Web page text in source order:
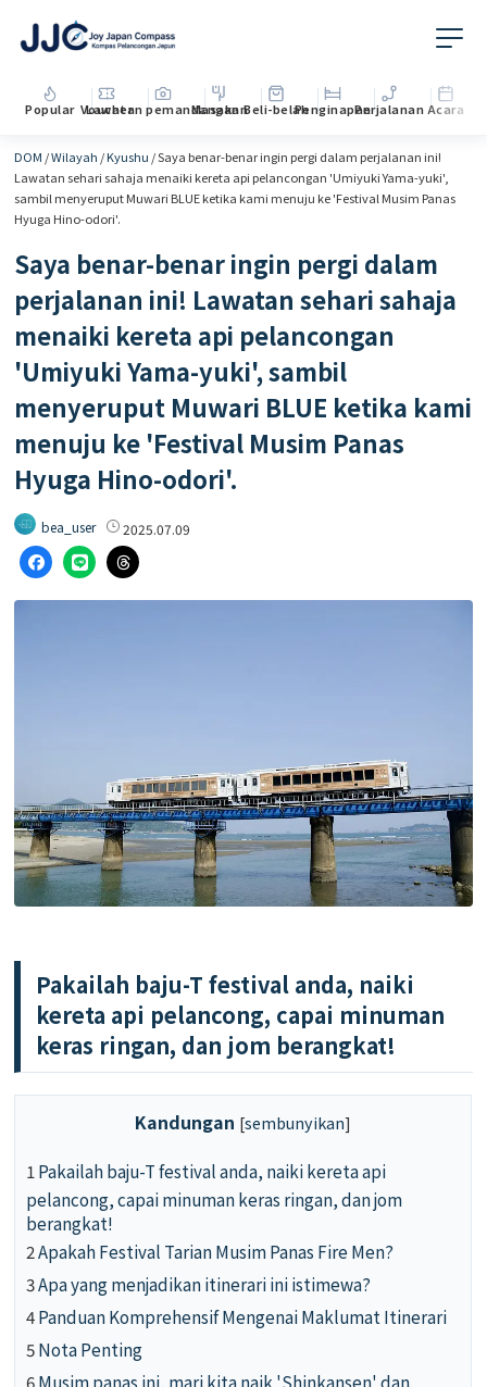
Popular Voucher
Lawatan pemandangan
MasakanBeli-belahPenginapanPerjalanan Acara
DOM /Wilayah /Kyushu /Saya benar-benar ingin pergi dalam perjalanan ini!
Lawatan sehari sahaja menaiki kereta api pelancongan 'Umiyuki Yama-yuki',
sambil menyeruput Muwari BLUE ketika kami menuju ke 'Festival Musim Panas
Hyuga Hino-odori'.
Saya benar-benar ingin pergi dalam
perjalanan ini! Lawatan sehari sahaja
menaiki kereta api pelancongan
'Umiyuki Yama-yuki', sambil
menyeruput Muwari BLUE ketika kami
menuju ke 'Festival Musim Panas
Hyuga Hino-odori'.
bea_user 2025.07.09
Pakailah baju-T festival anda, naiki
kereta api pelancong, capai minuman
keras ringan, dan jom berangkat!
Kandungan [sembunyikan]
1 Pakailah baju-T festival anda, naiki kereta api
pelancong, capai minuman keras ringan, dan jom
berangkat!
2Apakah Festival Tarian Musim Panas Fire Men?
3Apa yang menjadikan itinerari ini istimewa?
4Panduan Komprehensif Mengenai Maklumat Itinerari
5Nota Penting
6Musim panas ini, mari kita naik 'Shinkansen' dan